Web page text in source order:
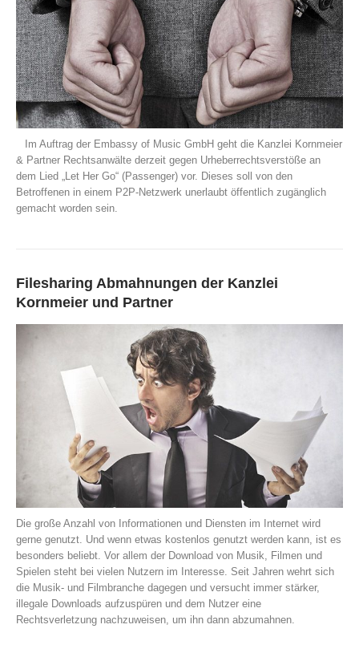
Im Auftrag der Embassy of Music GmbH geht die Kanzlei Kornmeier
& Partner Rechtsanwälte derzeit gegen Urheberrechtsverstöße an
dem Lied „Let Her Go“ (Passenger) vor. Dieses soll von den
Betroffenen in einem P2P-Netzwerk unerlaubt öffentlich zugänglich
gemacht worden sein.
Filesharing Abmahnungen der Kanzlei
Kornmeier und Partner
Die große Anzahl von Informationen und Diensten im Internet wird
gerne genutzt. Und wenn etwas kostenlos genutzt werden kann, ist es
besonders beliebt. Vor allem der Download von Musik, Filmen und
Spielen steht bei vielen Nutzern im Interesse. Seit Jahren wehrt sich
die Musik- und Filmbranche dagegen und versucht immer stärker,
illegale Downloads aufzuspüren und dem Nutzer eine
Rechtsverletzung nachzuweisen, um ihn dann abzumahnen.